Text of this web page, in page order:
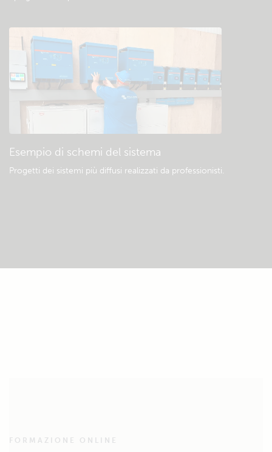
Esempio di schemi del sistema
Progetti dei sistemi più diffusi realizzati da professionisti.
FORMAZIONE ONLINE